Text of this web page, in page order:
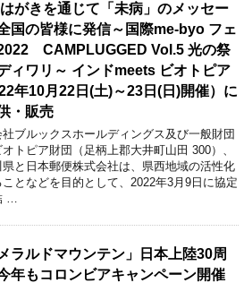
がきを通じて「未病」のメッセー
国の皆様に発信～国際me-byo フェ
CAMPLUGGED Vol.5 光の祭
ィワリ～ インドmeets ビオトピア
年10月22日(土)～23日(日)開催）に
・販売
ブルックスホールディングス及び一般財団
トピア財団（足柄上郡大井町山田 300）、
県と日本郵便株式会社は、県西地域の活性化
ことなどを目的として、2022年3月9日に協定
…
メラルドマウンテン」日本上陸30周
もコロンビアキャンペーン開催